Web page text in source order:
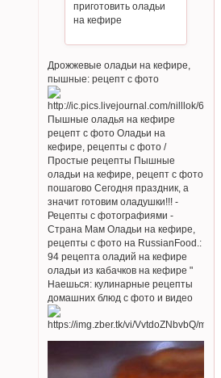
приготовить оладьи
на кефире
Дрожжевые оладьи на кефире,
пышные: рецепт с фото
Пышные оладья на кефире
рецепт с фото Оладьи на
кефире, рецепты с фото /
Простые рецепты Пышные
оладьи на кефире, рецепт с фото
пошагово Сегодня праздник, а
значит готовим оладушки!!! -
Рецепты с фотографиями -
Страна Мам Оладьи на кефире,
рецепты с фото на RussianFood.:
94 рецепта оладий на кефире
оладьи из кабачков на кефире "
Наешься: кулинарные рецепты
домашних блюд с фото и видео